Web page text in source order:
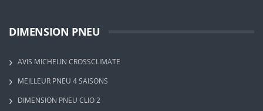
DIMENSION PNEU
AVIS MICHELIN CROSSCLIMATE
MEILLEUR PNEU 4 SAISONS
DIMENSION PNEU CLIO 2